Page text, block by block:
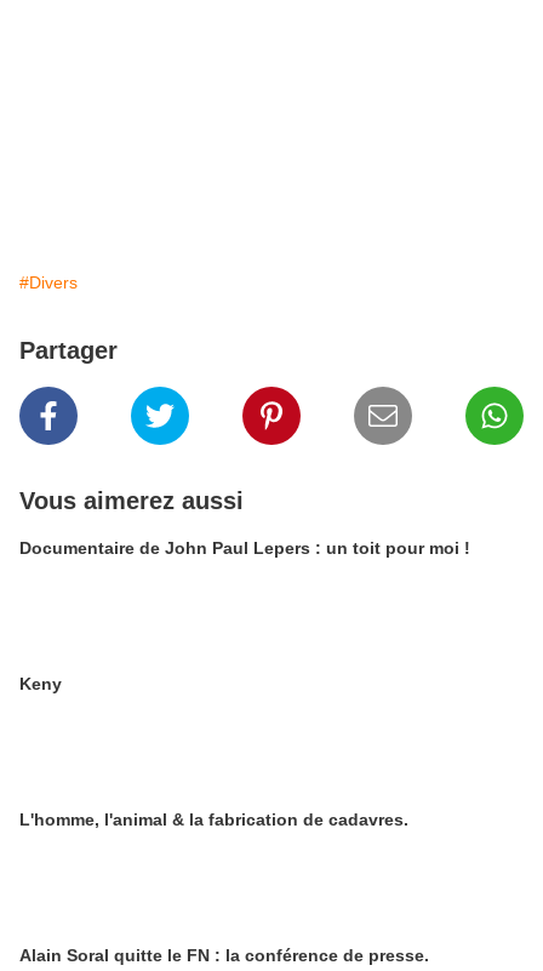
#Divers
Partager
Vous aimerez aussi
Documentaire de John Paul Lepers : un toit pour moi !
Keny
L'homme, l'animal & la fabrication de cadavres.
Alain Soral quitte le FN : la conférence de presse.